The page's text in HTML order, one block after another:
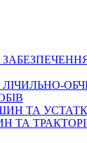
ЛІЧИЛЬНО-
ТА
ТА